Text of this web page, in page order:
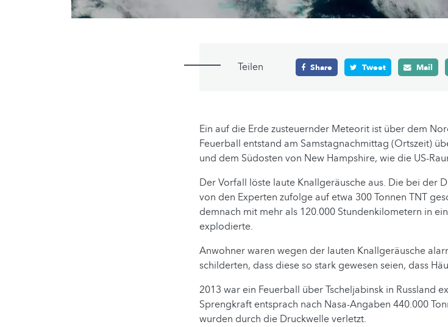
Teilen Share Tweet Mail
Ein auf die Erde zusteuernder Meteorit ist über dem
Feuerball entstand am Samstagnachmittag (Ortszeit)
und dem Südosten von New Hampshire, wie die US-
Der Vorfall löste laute Knallgeräusche aus. Die bei der
von den Experten zufolge auf etwa 300 Tonnen TNT
demnach mit mehr als 120.000 Stundenkilometern in
explodierte.
Anwohner waren wegen der lauten Knallgeräusche
schilderten, dass diese so stark gewesen seien, dass
2013 war ein Feuerball über Tscheljabinsk in Russland
Sprengkraft entsprach nach Nasa-Angaben 440.000
wurden durch die Druckwelle verletzt.